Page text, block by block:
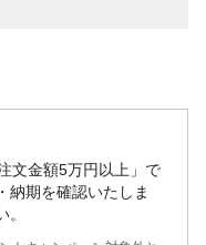
文金額5万円以上」で
納期を確認いたしま